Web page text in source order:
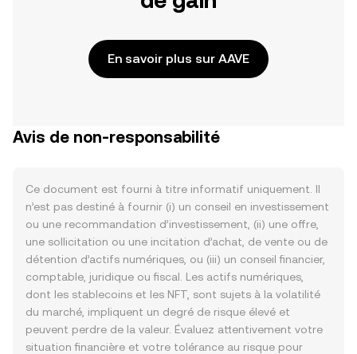
En savoir plus sur AAVE
Avis de non-responsabilité
Ce document est fourni à titre informatif uniquement. Il
n’est pas destiné à fournir (i) un conseil en investissement
ou une recommandation d’investissement, (ii) une offre,
une sollicitation ou une incitation d’achat, de vente ou de
détention d’actifs numériques, ou (iii) un conseil financier,
comptable, juridique ou fiscal. Les actifs numériques,
dont les stablecoins et les NFT, sont sujets à la volatilité
du marché, impliquent un degré de risque élevé et
peuvent perdre de la valeur. Évaluez attentivement votre
situation financière et votre tolérance au risque pour